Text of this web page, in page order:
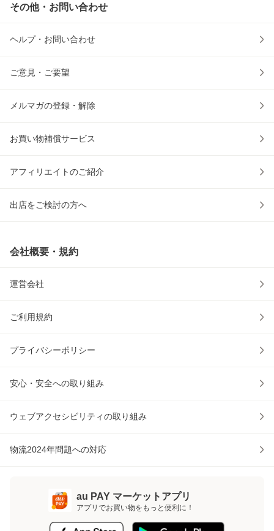
その他・お問い合わせ
ヘルプ・お問い合わせ
ご意見・ご要望
メルマガの登録・解除
お買い物補償サービス
アフィリエイトのご紹介
出店をご検討の方へ
会社概要・規約
運営会社
ご利用規約
プライバシーポリシー
安心・安全への取り組み
ウェブアクセシビリティの取り組み
物流2024年問題への対応
au PAY マーケットアプリ
アプリでお買い物をもっと便利に！